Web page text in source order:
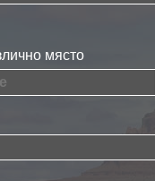
място